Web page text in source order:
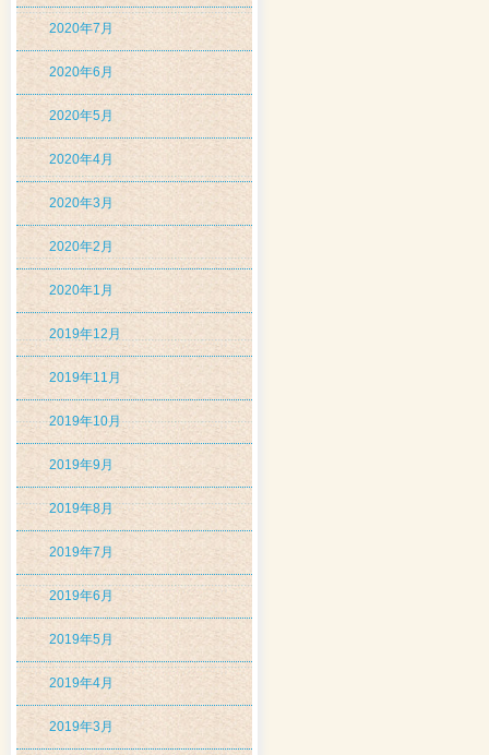
2020年7月
2020年6月
2020年5月
2020年4月
2020年3月
2020年2月
2020年1月
2019年12月
2019年11月
2019年10月
2019年9月
2019年8月
2019年7月
2019年6月
2019年5月
2019年4月
2019年3月